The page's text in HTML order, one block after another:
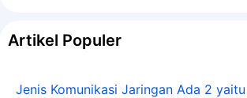
Artikel Populer
Jenis Komunikasi Jaringan Ada 2